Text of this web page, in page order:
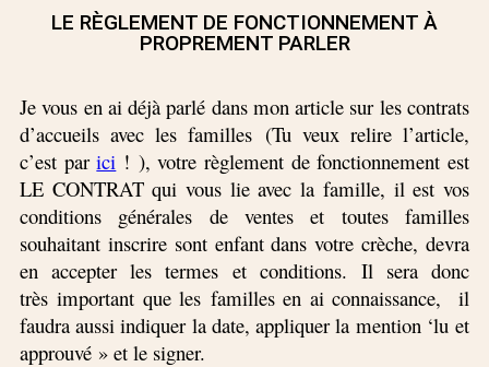
LE RÈGLEMENT DE FONCTIONNEMENT À
PROPREMENT PARLER
Je vous en ai déjà parlé dans mon article sur les contrats
d’accueils avec les familles (Tu veux relire l’article,
c’est parici ! ), votre règlement de fonctionnement est
LE CONTRAT qui vous lie avec la famille, il est vos
conditions générales de ventes et toutes familles
souhaitant inscrire sont enfant dans votre crèche, devra
en accepter les termes et conditions. Il sera donc
très important que les familles en ai connaissance, il
faudra aussi indiquer la date, appliquer la mention ‘lu et
approuvé » et le signer.